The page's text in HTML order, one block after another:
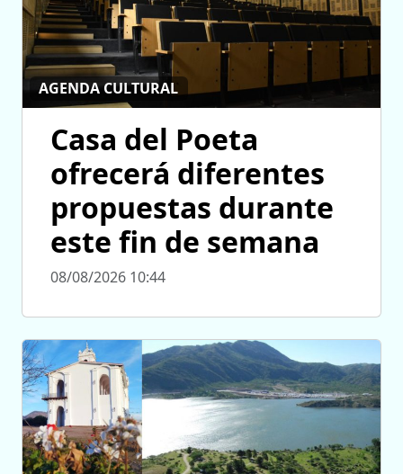
AGENDA CULTURAL
Casa del Poeta
ofrecerá diferentes
propuestas durante
este fin de semana
08/08/2026 10:44